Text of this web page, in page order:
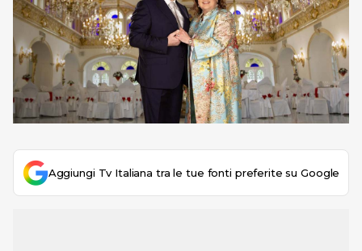
Aggiungi Tv Italiana tra le tue fonti preferite su Google